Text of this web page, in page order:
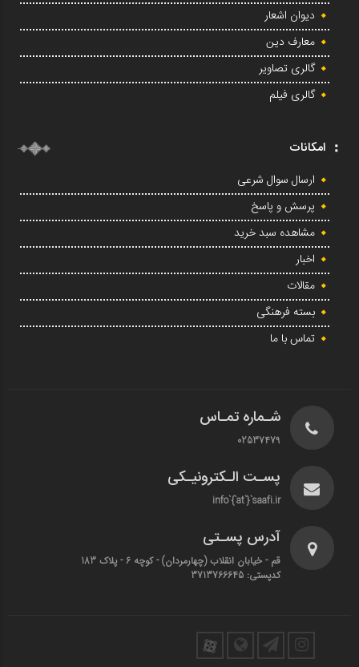
دیوان اشعار
معارف دین
گالری تصاویر
گالری فیلم
امکانات
ارسال سوال شرعی
پرسش و پاسخ
مشاهده سبد خرید
اخبار
مقالات
بسته فرهنگی
تماس با ما
شـماره تمـاس
02537479
پسـت الـکترونیـکی
info`{`at`}`saafi.ir
آدرس پسـتی
قم - خیابان انقلاب (چهارمردان)‌ - کوچه 6 - پلاک 183
کدپستی: 3713766645